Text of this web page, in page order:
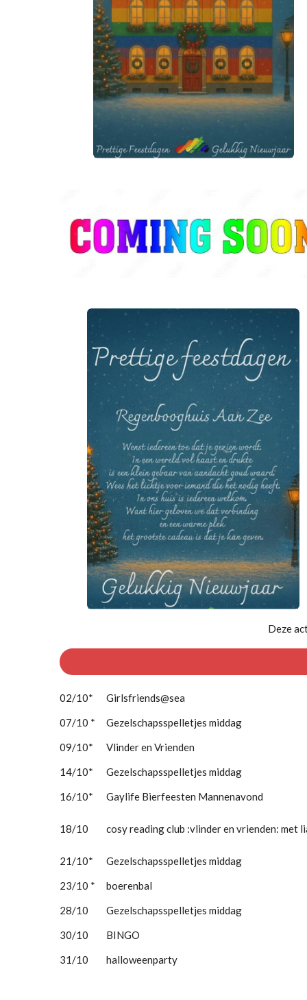
Deze
02/10*
Girlsfriends@sea
07/10 *
Gezelschapsspelletjes middag
09/10*
Vlinder en Vrienden
14/10*
Gezelschapsspelletjes middag
16/10*
Gaylife Bierfeesten Mannenavond
18/10 cosy reading club :vlinder en vrienden: met
21/10*
Gezelschapsspelletjes middag
23/10 *
boerenbal
28/10
Gezelschapsspelletjes middag
30/10
BINGO
31/10
halloweenparty